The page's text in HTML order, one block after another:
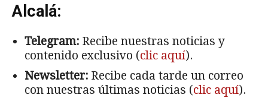
Alcalá:
Telegram: Recibe nuestras noticias y
contenido exclusivo (clic aquí).
Newsletter: Recibe cada tarde un correo
con nuestras últimas noticias (clic aquí).